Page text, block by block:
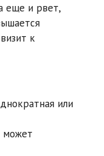
еще и рвет,
к
или
может